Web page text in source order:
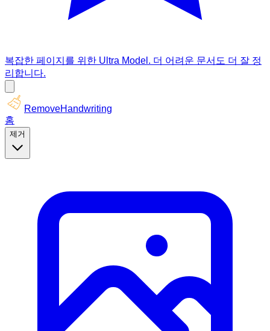
복잡한 페이지를 위한 Ultra Model. 더 어려운 문서도 더 잘 정
리합니다.
RemoveHandwriting
홈
제거